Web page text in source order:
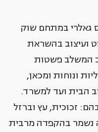
גאלרי במתחם שוק
ועיצוב בהשראת
המשלב פשטות
ונוחות ומכאן,
הבית ועד למשרד.
זכוכית, עץ וברזל
נשמר בהקפדה מרבית